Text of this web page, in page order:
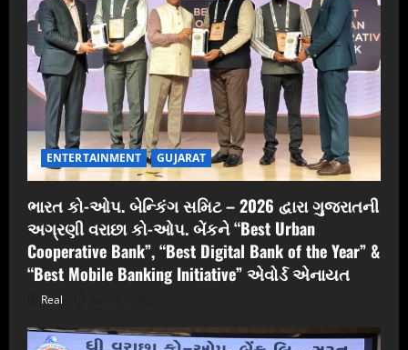
ENTERTAINMENT GUJARAT
ભારત કો-ઓપ. બેન્કિંગ સમિટ – 2026 દ્વારા ગુજરાતની
અગ્રણી વરાછા કો-ઓપ. બેંકને “Best Urban
Cooperative Bank”, “Best Digital Bank of the Year” &
“Best Mobile Banking Initiative” એવોર્ડ એનાયત
Real